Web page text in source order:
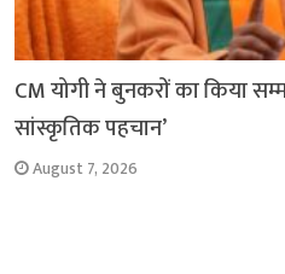
CM योगी ने बुनकरों का किया
सांस्कृतिक पहचान’
August 7, 2026